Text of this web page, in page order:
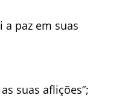
a paz em suas
suas aflições”;